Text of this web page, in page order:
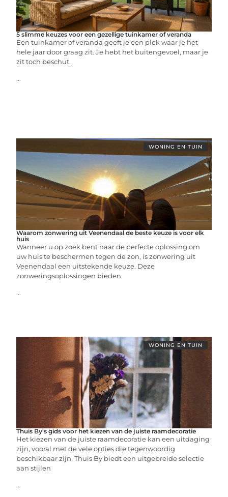
5 slimme keuzes voor een gezellige tuinkamer of veranda
Een tuinkamer of veranda geeft je een plek waar je het
hele jaar door graag zit. Je hebt het buitengevoel, maar je
zit toch beschut.
...
WONING EN TUIN
Waarom zonwering uit Veenendaal de beste keuze is voor elk
huis
Wanneer u op zoek bent naar de perfecte oplossing om
uw huis te beschermen tegen de zon, is zonwering uit
Veenendaal een uitstekende keuze. Deze
zonweringsoplossingen bieden
...
WONING EN TUIN
Thuis By's gids voor het kiezen van de juiste raamdecoratie
Het kiezen van de juiste raamdecoratie kan een uitdaging
zijn, vooral met de vele opties die tegenwoordig
beschikbaar zijn. Thuis By biedt een uitgebreide selectie
aan stijlen
...